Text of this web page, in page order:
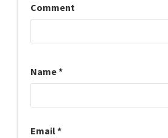
Comment
Name*
Email*